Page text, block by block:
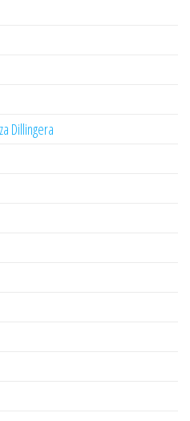
Dillingera